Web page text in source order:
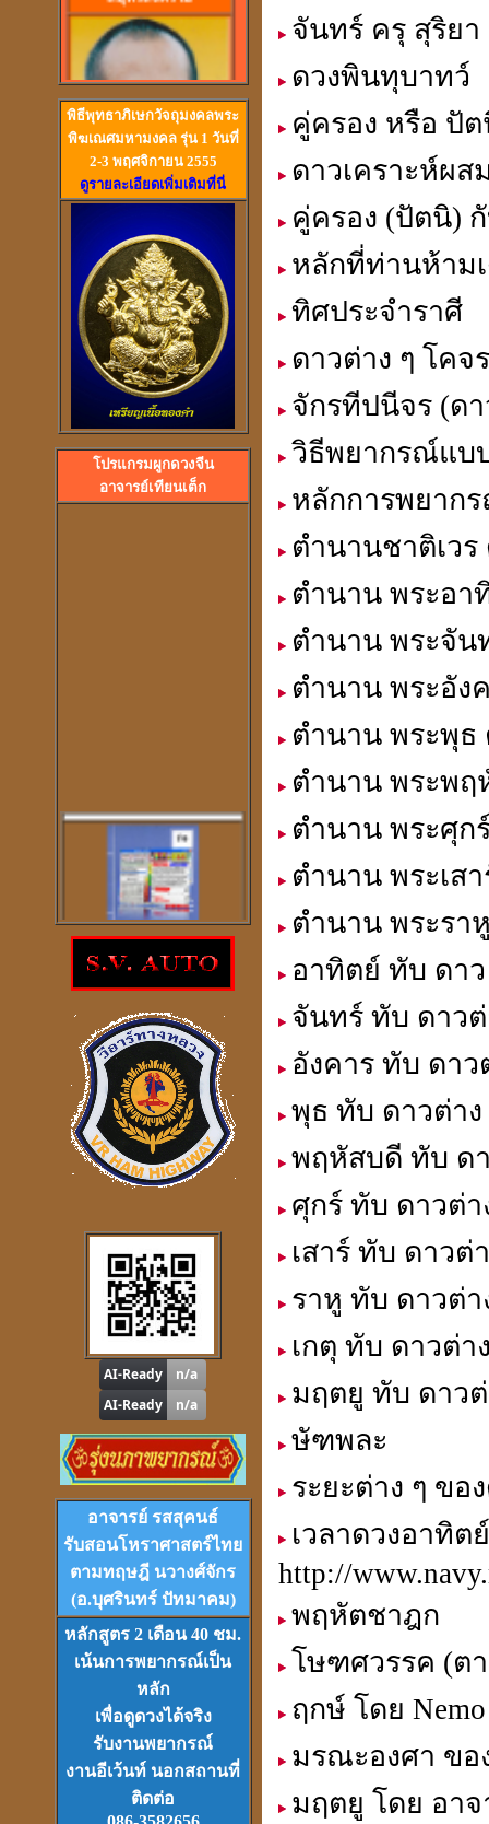
วัดสวนหงส์ สุพรรณบุรี
ลวงพ่อปลื้ม วัดสวนหงส
พระอาจารย์ปุ้ม วัดศาลาแดง
พิธีพุทธาภิเษกวัจถุมงคลพระ
พิฆเณศมหามงคล รุ่น 1 วันที่
2-3 พฤศจิกายน 2555
ดูรายละเอียดเพิ่มเติมที่นี่
โปรแกรมผูกดวงจีน
อาจารย์เทียนเต็ก
ตรวจสอบโชคลาภความ
ราคา 300บาท
โปรแกรมดูดวงจีน2ภาษา
windows mobile
โปรแกรมดวงจีน
"รู้หนึ่ง-รู้หมด"
ดูดวง,หาฤกษ์ด้วยตนเอง
Version 1
ราคา 1,000
บาท
DVDเรียนดวงจีน
ชุดที่1-2-3
อาจารย์ รสสุคนธ์
รับสอนโหราศาสตร์ไทย
ตามทฤษฎี นวางศ์จักร
(อ.บุศรินทร์ ปัทมาคม)
หลักสูตร 2 เดือน 40 ชม.
เน้นการพยากรณ์เป็น
หลัก
เพื่อดูดวงได้จริง
รับงานพยากรณ์
งานอีเว้นท์ นอกสถานที่
ติดต่อ
จันทร์ ครุ สุริย
ดวงพินทุบาทว์
คู่ครอง หรือ ปั
ดาวเคราะห์ผ
คู่ครอง (ปัตนิ) กั
หลักที่ท่านห้าม
ทิศประจำราศี
ดาวต่าง ๆ โค
จักรทีปนีจร (ด
วิธีพยากรณ์แบ
หลักการพยาก
ตำนานชาติเวร
ตำนาน พระอา
ตำนาน พระจัน
ตำนาน พระอัง
ตำนาน พระพุธ
ตำนาน พระพฤ
ตำนาน พระศุก
ตำนาน พระเส
ตำนาน พระรา
อาทิตย์ ทับ ดาว
จันทร์ ทับ ดาวต่
อังคาร ทับ ดาว
พุธ ทับ ดาวต่าง
พฤหัสบดี ทับ ด
ศุกร์ ทับ ดาวต่า
เสาร์ ทับ ดาวต่
ราหู ทับ ดาวต่า
เกตุ ทับ ดาวต่า
มฤตยู ทับ ดาวต่
ษัฑพละ
ระยะต่าง ๆ ขอ
เวลาดวงอาทิต
http://
พฤหัตชาฎก
โษฑศวรรค (ต
ฤกษ์ โดย Nemo
มรณะองศา ขอ
มฤตยู โดย อาจ